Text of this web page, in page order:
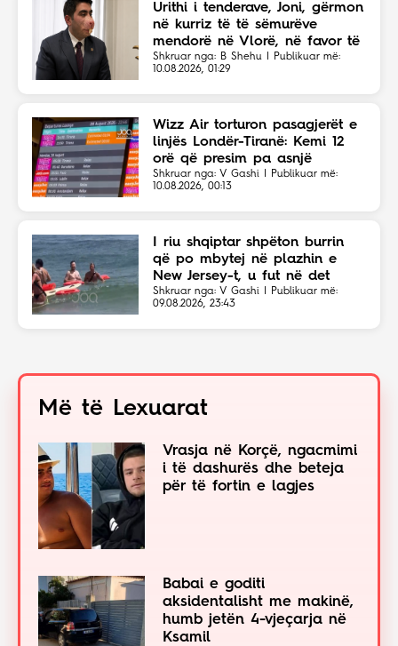
Urithi i tenderave, Joni, gërmon
në kurriz të të sëmurëve
mendorë në Vlorë, në favor të
Eriola Likajt të “Clean Fast”.
Shkruar nga: B Shehu | Publikuar më:
10.08.2026, 01:29
Wizz Air torturon pasagjerët e
linjës Londër-Tiranë: Kemi 12
orë që presim pa asnjë
shpjegim!
Shkruar nga: V Gashi | Publikuar më:
10.08.2026, 00:13
I riu shqiptar shpëton burrin
që po mbytej në plazhin e
New Jersey-t, u fut në det
sapo dëgjoi thirrjet për ndihmë
Shkruar nga: V Gashi | Publikuar më:
09.08.2026, 23:43
Më të Lexuarat
Vrasja në Korçë, ngacmimi
i të dashurës dhe beteja
për të fortin e lagjes
Babai e goditi
aksidentalisht me makinë,
humb jetën 4-vjeçarja në
Ksamil